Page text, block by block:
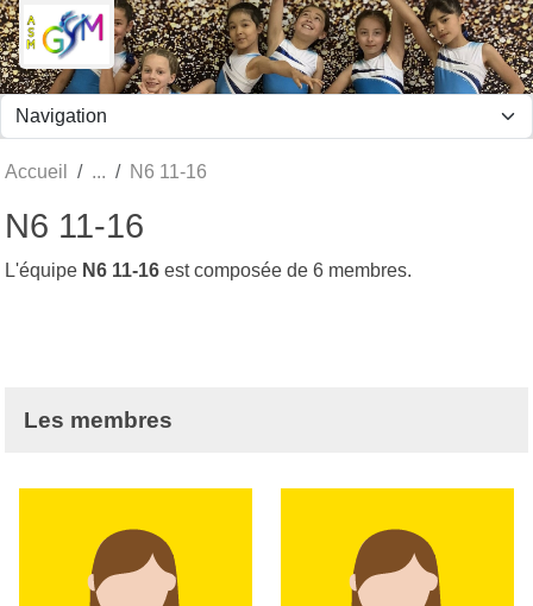
Accueil N6 11-16
N6 11-16
L'équipe N6 11-16 est composée de 6 membres.
Les membres
Panneau de gestion des cookies